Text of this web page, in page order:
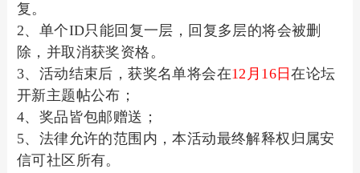
复。
2、单个ID只能回复一层，回复多层的将会被删
除，并取消获奖资格。
3、活动结束后，获奖名单将会在12月16日在论坛
开新主题帖公布；
4、奖品皆包邮赠送；
5、法律允许的范围内，本活动最终解释权归属安
信可社区所有。